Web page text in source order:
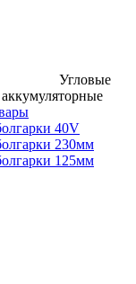
Угловые
40V
230мм
125мм